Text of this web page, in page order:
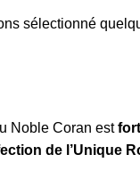
sélectionné
Noble Coran est
de l’Unique